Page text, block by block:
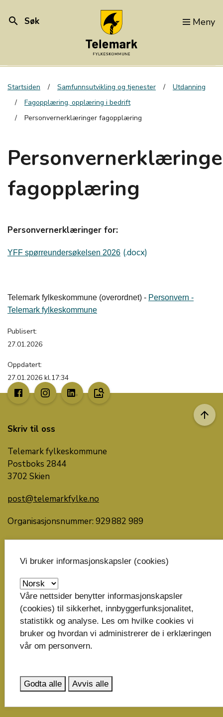
search Søk Meny
Startsiden Samfunnsutvikling og tjenester
Utdanning
Fagopplæring, opplæring i bedrift
Personvernerklæringer fagopplæring
fagopplæring
Personvernerklæringer for:
YFF spørreundersøkelsen 2026
Telemark fylkeskommune (overordnet) - Personvern -
Telemark fylkeskommune
Publisert:
27.01.2026
Oppdatert:
27.01.2026 kl.17:34
arrow_upward
image_search
Skriv til oss
Telemark fylkeskommune
Postboks 2844
3702 Skien
post@telemarkfylke.no
Organisasjonsnummer: 929 882 989
Bankkonto: 6135.05.00137
Faktura til fylkeskommunen
Snakk med oss
15. mai til 14. september: 08:00-15:00
15. september til 14. mai: 08:00-15:45
Kontakt oss
Vi bruker informasjonskapsler (cookies)
Våre nettsider benytter informasjonskapsler
(cookies) til sikkerhet, innbyggerfunksjonalitet,
statistikk og analyse. Les om hvilke cookies vi
bruker og hvordan vi administrerer de i erklæringen
vår om personvern.
Godta alle Avvis alle